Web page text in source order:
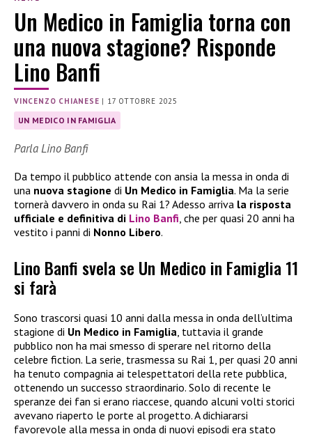
Un Medico in Famiglia torna con
una nuova stagione? Risponde
Lino Banfi
VINCENZO CHIANESE | 17 OTTOBRE 2025
UN MEDICO IN FAMIGLIA
Parla Lino Banfi
Da tempo il pubblico attende con ansia la messa in onda di
una nuova stagione di Un Medico in Famiglia. Ma la serie
tornerà davvero in onda su Rai 1? Adesso arriva la risposta
ufficiale e definitiva di Lino Banfi, che per quasi 20 anni ha
vestito i panni di Nonno Libero.
Lino Banfi svela se Un Medico in Famiglia 11
si farà
Sono trascorsi quasi 10 anni dalla messa in onda dell’ultima
stagione di Un Medico in Famiglia , tuttavia il grande
pubblico non ha mai smesso di sperare nel ritorno della
celebre fiction. La serie, trasmessa su Rai 1, per quasi 20 anni
ha tenuto compagnia ai telespettatori della rete pubblica,
ottenendo un successo straordinario. Solo di recente le
speranze dei fan si erano riaccese, quando alcuni volti storici
avevano riaperto le porte al progetto. A dichiararsi
favorevole alla messa in onda di nuovi episodi era stato